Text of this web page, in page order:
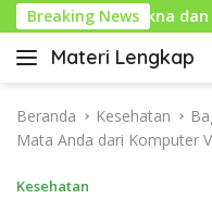
a
Breaking News
Makna dan Hikmah
Materi Lengkap
I
f
o
e
Beranda Kesehatan
Mata Anda dari Komputer
Kesehatan